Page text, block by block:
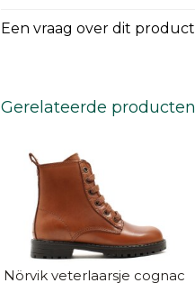
Een vraag over dit product
Gerelateerde producten
Nörvik veterlaarsje cognac